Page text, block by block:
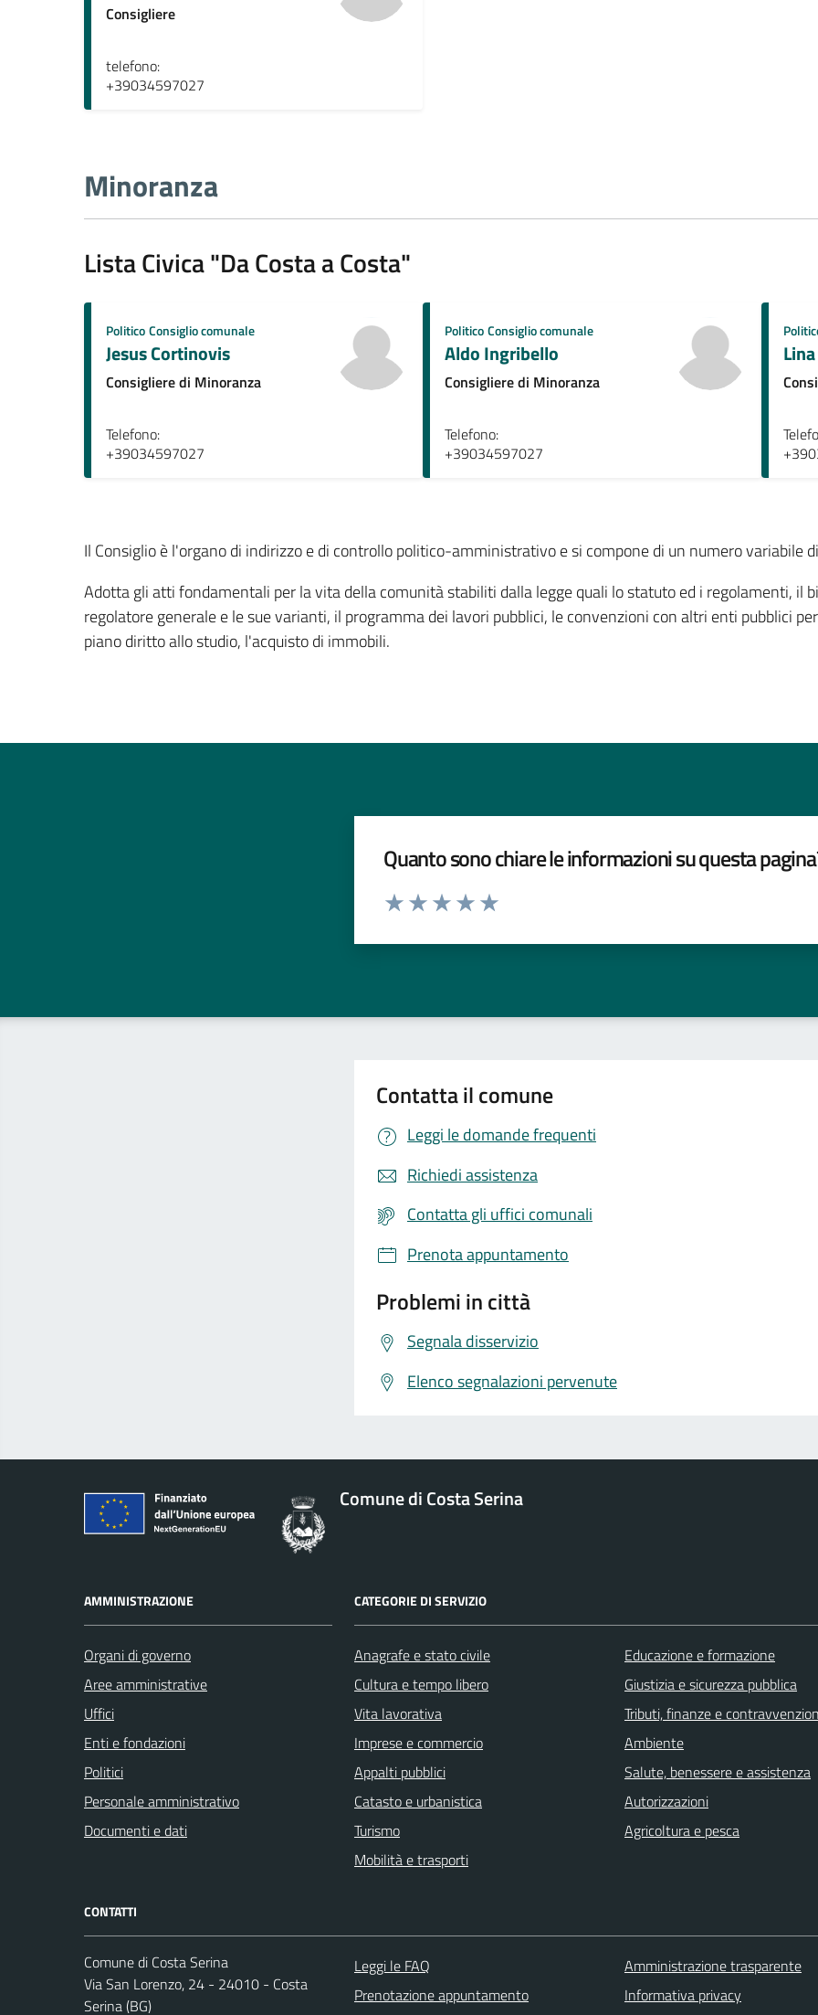
Consigliere
telefono:
+39034597027
Minoranza
Lista Civica "Da Costa a Costa"
PoliticoConsiglio comunale
Jesus Cortinovis
Consigliere di Minoranza
Telefono:
+39034597027
PoliticoConsiglio comunale
Aldo Ingribello
Consigliere di Minoranza
Telefono:
+39034597027
Il Consiglio è l'organo di indirizzo e di controllo politico-amministrativo e si compone di un numero variabile
Adotta gli atti fondamentali per la vita della comunità stabiliti dalla legge quali lo statuto ed i regolamenti, il
regolatore generale e le sue varianti, il programma dei lavori pubblici, le convenzioni con altri enti pubblici
piano diritto allo studio, l'acquisto di immobili.
Quanto sono chiare le informazioni su questa
Valuta da 1 a 5 stelle la pagina
Contatta il comune
Leggi le domande frequenti
Richiedi assistenza
Contatta gli uffici comunali
Prenota appuntamento
Problemi in città
Segnala disservizio
Elenco segnalazioni pervenute
Comune di Costa Serina
AMMINISTRAZIONE
Organi di governo
Aree amministrative
Uffici
Enti e fondazioni
Politici
Personale amministrativo
Documenti e dati
CATEGORIE DI SERVIZIO
Anagrafe e stato civile
Cultura e tempo libero
Vita lavorativa
Imprese e commercio
Appalti pubblici
Catasto e urbanistica
Turismo
Mobilità e trasporti
Educazione e formazione
Giustizia e sicurezza pubblica
Tributi, finanze e
Ambiente
Salute, benessere e assistenza
Autorizzazioni
Agricoltura e pesca
CONTATTI
Comune di Costa Serina
Via San Lorenzo, 24 - 24010 - Costa
Serina (BG)
Leggi le FAQ
Prenotazione appuntamento
Amministrazione trasparente
Informativa privacy